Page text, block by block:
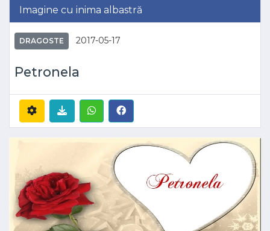
Imagine cu inima albastră
DRAGOSTE 2017-05-17
Petronela